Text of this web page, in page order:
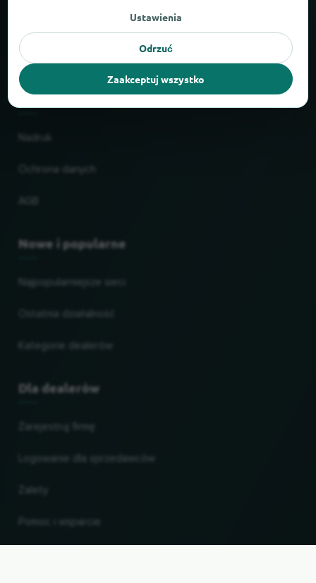
Partnerzy
Prawne
Ochrona danych
Nowe i popularne
Najpopularniejsze sieci
Dla dealerów
Zarejestruj firmę
Logowanie dla sprzedawców
Ustawienia
Odrzuć
Zaakceptuj wszystko